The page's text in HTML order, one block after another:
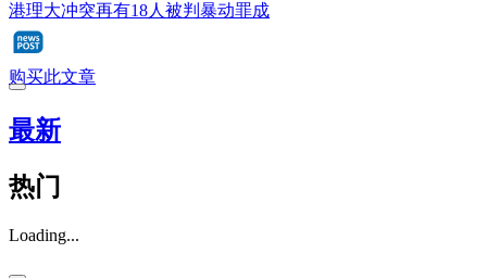
港理大冲突再有18人被判暴动罪成
购买此文章
最新
热门
Loading...